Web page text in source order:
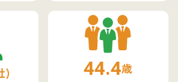
) 44.4歳